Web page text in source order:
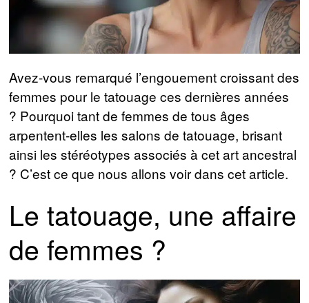
Avez-vous remarqué l’engouement croissant des
femmes pour le tatouage ces dernières années
? Pourquoi tant de femmes de tous âges
arpentent-elles les salons de tatouage, brisant
ainsi les stéréotypes associés à cet art ancestral
? C’est ce que nous allons voir dans cet article.
Le tatouage, une affaire
de femmes ?